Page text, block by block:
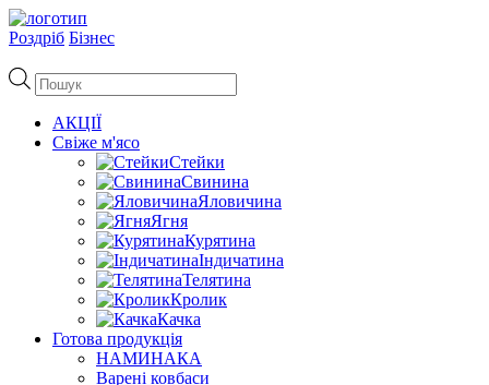
Роздріб Бізнес
Пошук
товарів
АКЦІЇ
Свіже м'ясо
Стейки
Свинина
Яловичина
Ягня
Курятина
Індичатина
Телятина
Кролик
Качка
Готова продукція
НАМИНАКА
Варені ковбаси